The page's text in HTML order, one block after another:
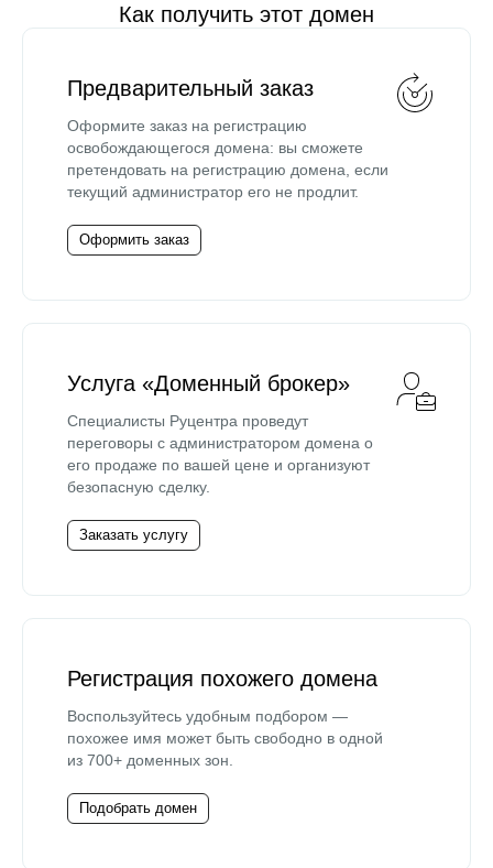
Как получить этот домен
Предварительный заказ
Оформите заказ на регистрацию
освобождающегося домена: вы сможете
претендовать на регистрацию домена, если
текущий администратор его не продлит.
Оформить заказ
Услуга «Доменный брокер»
Специалисты Руцентра проведут
переговоры с администратором домена о
его продаже по вашей цене и организуют
безопасную сделку.
Заказать услугу
Регистрация похожего домена
Воспользуйтесь удобным подбором —
похожее имя может быть свободно в одной
из 700+ доменных зон.
Подобрать домен